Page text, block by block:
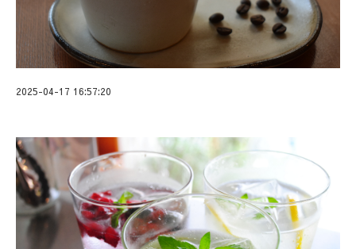
2025-04-17 16:57:20